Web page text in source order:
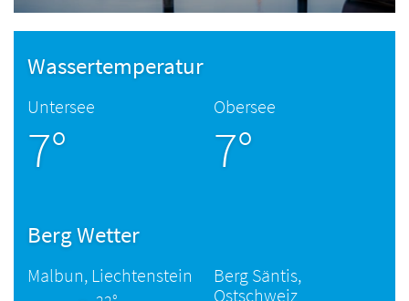
Wassertemperatur
Untersee
7°
Obersee
7°
Berg Wetter
Malbun, Liechtenstein
Berg Säntis,
Ostschweiz